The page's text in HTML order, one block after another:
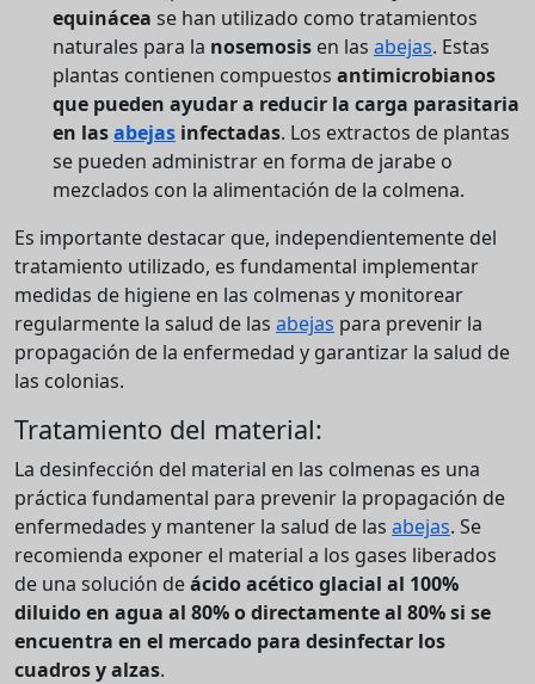
equinácea se han utilizado como tratamientos
naturales para la nosemosis en las abejas. Estas
plantas contienen compuestos antimicrobianos
que pueden ayudar a reducir la carga parasitaria
en lasabejas infectadas. Los extractos de plantas
se pueden administrar en forma de jarabe o
mezclados con la alimentación de la colmena.
Es importante destacar que, independientemente del
tratamiento utilizado, es fundamental implementar
medidas de higiene en las colmenas y monitorear
regularmente la salud de las abejas para prevenir la
propagación de la enfermedad y garantizar la salud de
las colonias.
Tratamiento del material:
La desinfección del material en las colmenas es una
práctica fundamental para prevenir la propagación de
enfermedades y mantener la salud de las abejas. Se
recomienda exponer el material a los gases liberados
de una solución deácido acético glacial al 100%
diluido en agua al 80% o directamente al 80% si se
encuentra en el mercado para desinfectar los
cuadros y alzas.